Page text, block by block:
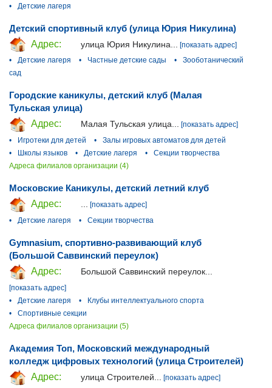
•
Детские лагеря
Детский спортивный клуб (улица Юрия Никулина)
Адрес:
улица Юрия Никулина...
[показать адрес]
•
Детские лагеря • Частные детские сады •
Зооботанический
сад
Городские каникулы, детский клуб (Малая
Тульская улица)
Адрес:
Малая Тульская улица... [показать адрес]
•
Игротеки для детей •
Залы игровых автоматов для детей
•
Школы языков • Детские лагеря •
Секции творчества
Адреса филиалов организации (4)
Московские Каникулы, детский летний клуб
Адрес:
... [показать адрес]
•
Детские лагеря • Секции творчества
Gymnasium, спортивно-развивающий клуб
(Большой Саввинский переулок)
Адрес:
Большой Саввинский переулок...
[показать адрес]
•
Детские лагеря •
Клубы интеллектуального спорта
•
Спортивные секции
Адреса филиалов организации (5)
Академия Топ, Московский международный
колледж цифровых технологий (улица Строителей)
Адрес:
улица Строителей...
[показать адрес]